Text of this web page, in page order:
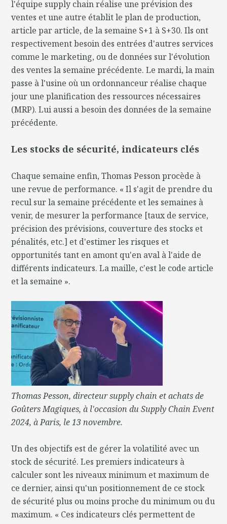
l'équipe supply chain réalise une prévision des
ventes et une autre établit le plan de production,
article par article, de la semaine S+1 à S+30. Ils ont
respectivement besoin des entrées d'autres services
comme le marketing, ou de données sur l'évolution
des ventes la semaine précédente. Le mardi, la main
passe à l'usine où un ordonnanceur réalise chaque
jour une planification des ressources nécessaires
(MRP). Lui aussi a besoin des données de la semaine
précédente.
Les stocks de sécurité, indicateurs clés
Chaque semaine enfin, Thomas Pesson procède à
une revue de performance. « Il s'agit de prendre du
recul sur la semaine précédente et les semaines à
venir, de mesurer la performance [taux de service,
précision des prévisions, couverture des stocks et
pénalités, etc.] et d'estimer les risques et
opportunités tant en amont qu'en aval à l'aide de
différents indicateurs. La maille, c'est le code article
et la semaine ».
Thomas Pesson, directeur supply chain et achats de
Goûters Magiques, à l'occasion du Supply Chain Event
2024, à Paris, le 13 novembre.
Un des objectifs est de gérer la volatilité avec un
stock de sécurité. Les premiers indicateurs à
calculer sont les niveaux minimum et maximum de
ce dernier, ainsi qu'un positionnement de ce stock
de sécurité plus ou moins proche du minimum ou du
maximum. « Ces indicateurs clés permettent de